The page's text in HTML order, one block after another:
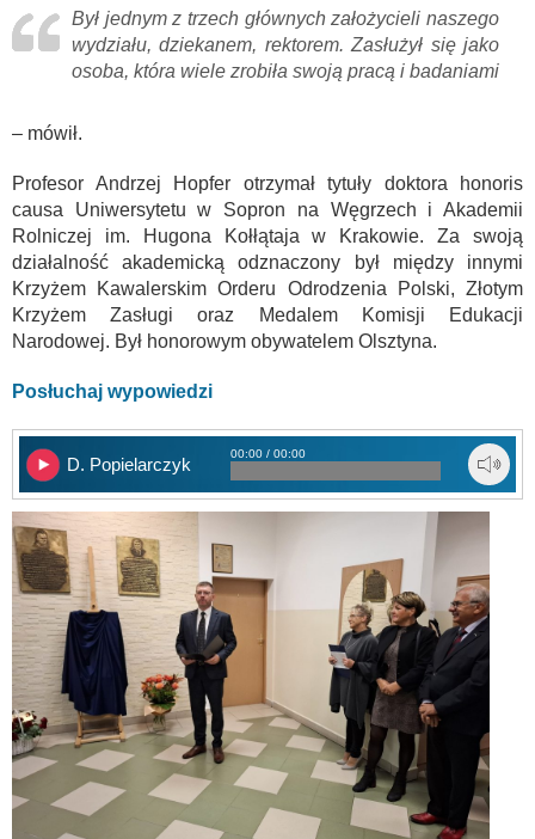
Był jednym z trzech głównych założycieli naszego
wydziału, dziekanem, rektorem. Zasłużył się jako
osoba, która wiele zrobiła swoją pracą i badaniami
– mówił.
Profesor Andrzej Hopfer otrzymał tytuły doktora honoris
causa Uniwersytetu w Sopron na Węgrzech i Akademii
Rolniczej im. Hugona Kołłątaja w Krakowie. Za swoją
działalność akademicką odznaczony był między innymi
Krzyżem Kawalerskim Orderu Odrodzenia Polski, Złotym
Krzyżem Zasługi oraz Medalem Komisji Edukacji
Narodowej. Był honorowym obywatelem Olsztyna.
Posłuchaj wypowiedzi
D. Popielarczyk
00:00 / 00:00